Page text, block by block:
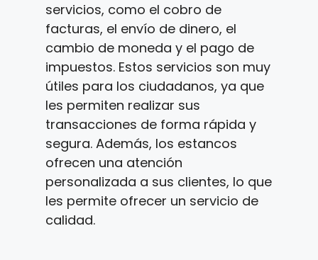
servicios, como el cobro de
facturas, el envío de dinero, el
cambio de moneda y el pago de
impuestos. Estos servicios son muy
útiles para los ciudadanos, ya que
les permiten realizar sus
transacciones de forma rápida y
segura. Además, los estancos
ofrecen una atención
personalizada a sus clientes, lo que
les permite ofrecer un servicio de
calidad.